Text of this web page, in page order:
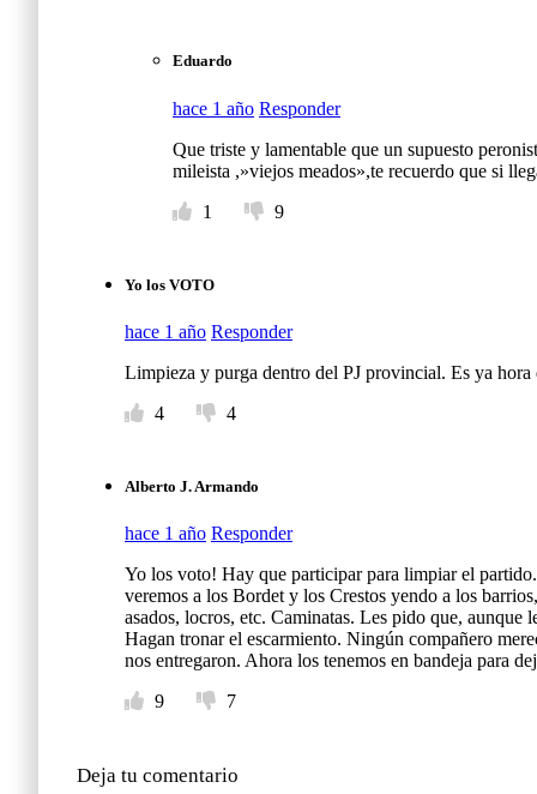
Eduardo
hace 1 año Responder
Que triste y lamentable que un supuesto
mileista ,»viejos meados»,te recuerdo que si
1
9
Yo los VOTO
hace 1 año Responder
Limpieza y purga dentro del PJ provincial. Es ya hora
4
4
Alberto J. Armando
hace 1 año Responder
Yo los voto! Hay que participar para limpiar el
veremos a los Bordet y los Crestos yendo a los
asados, locros, etc. Caminatas. Les pido que, aunque
Hagan tronar el escarmiento. Ningún compañero
nos entregaron. Ahora los tenemos en bandeja para
9
7
Deja tu comentario